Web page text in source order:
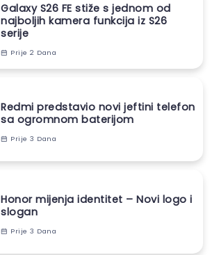
Galaxy S26 FE stiže s jednom od
najboljih kamera funkcija iz S26
serije
Prije 2 Dana
Redmi predstavio novi jeftini telefon
sa ogromnom baterijom
Prije 3 Dana
Honor mijenja identitet – Novi logo i
slogan
Prije 3 Dana